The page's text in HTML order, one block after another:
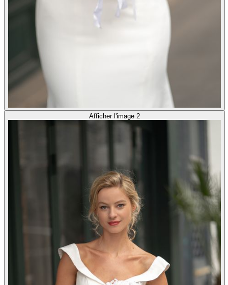
Afficher l'image 2